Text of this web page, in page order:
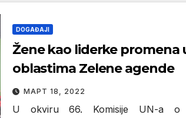
DOGAĐAJI
Žene kao liderke promena
oblastima Zelene agende
МАРТ 18, 2022
U okviru 66. Komisije UN-a o